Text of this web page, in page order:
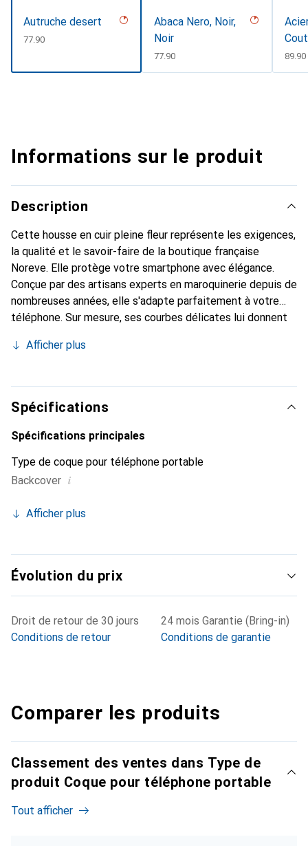
Autruche desert
CHF
77.90
Abaca Nero, Noir,
Noir
CHF
77.90 CHF
89.90
Informations sur le produit
Description
Cette housse en cuir pleine fleur représente les exigences,
la qualité et le savoir-faire de la boutique française
Noreve. Elle protège votre smartphone avec élégance.
Conçue par des artisans experts en maroquinerie depuis de
nombreuses années, elle s'adapte parfaitement à votre
téléphone. Sur mesure, ses courbes délicates lui donnent
et indispensable de votre smartphone. Reconnu
marque Noreve est un choix sûr pour une clientèle
exigeante.
Afficher plus
Spécifications
Spécifications principales
Type de coque pour téléphone portable
Backcover i
Afficher plus
Évolution du prix
Droit de retour de 30 jours
Conditions de retour
24 mois Garantie (Bring-in)
Conditions de garantie
Comparer les produits
Classement des ventes dans Type de
produit Coque pour téléphone portable
Tout afficher